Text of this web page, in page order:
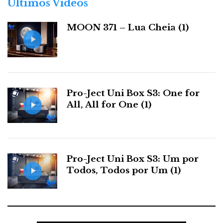
engenho de Neil Patel, na sua busca pelo controlo da
difração.
s
Últimos Videos
MOON 371 – Lua Cheia (1)
Pro-Ject Uni Box S3: One for
All, All for One (1)
Pro-Ject Uni Box S3: Um por
Todos, Todos por Um (1)